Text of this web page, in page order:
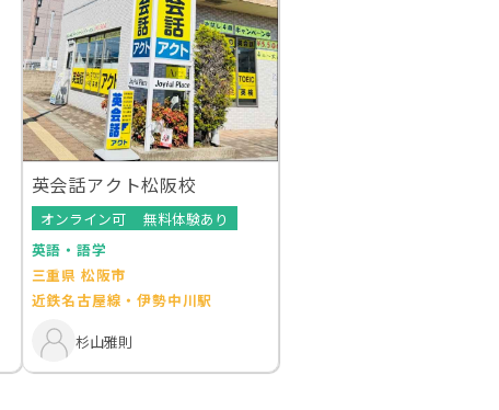
英会話アクト松阪校
オンライン可
無料体験あり
英語・語学
三重県 松阪市
近鉄名古屋線・伊勢中川駅
杉山雅則